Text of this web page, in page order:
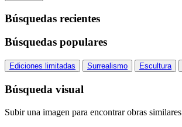
Búsquedas recientes
Búsquedas populares
Ediciones limitadas Surrealismo Escultura
Búsqueda visual
Subir una imagen para encontrar obras similares